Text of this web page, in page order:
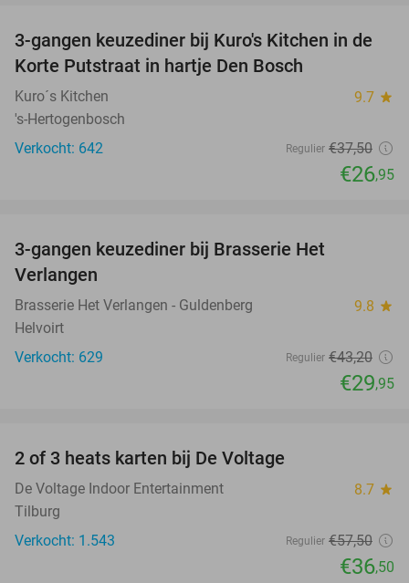
28%
3-gangen keuzediner bij Kuro's Kitchen in de
Korte Putstraat in hartje Den Bosch
Kuro´s Kitchen 9.7 star
's-Hertogenbosch
Verkocht: 642
Regulier €37,50
€26,95
3-gangen keuzediner bij Brasserie Het
Verlangen
Brasserie Het Verlangen - Guldenberg 9.8 star
Helvoirt
Verkocht: 629
Regulier €43,20
€29,95
2 of 3 heats karten bij De Voltage
De Voltage Indoor Entertainment 8.7 star
Tilburg
Verkocht: 1.543
Regulier €57,50
€36,50